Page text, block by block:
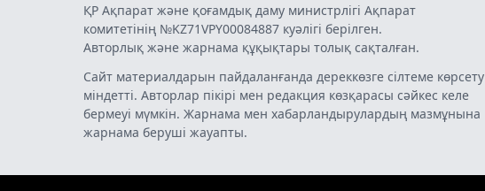
ҚР Ақпарат және қоғамдық даму министрлігі Ақпарат
комитетінің №KZ71VPY00084887 куәлігі берілген.
Авторлық және жарнама құқықтары толық сақталған.
Сайт материалдарын пайдаланғанда дереккөзге сілтеме көрсету
міндетті. Авторлар пікірі мен редакция көзқарасы сәйкес келе
бермеуі мүмкін. Жарнама мен хабарландырулардың мазмұнына
жарнама беруші жауапты.